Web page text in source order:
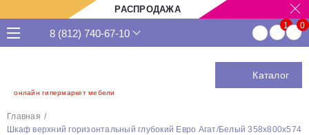
РАСПРОДАЖА
онлайн гипермаркет мебели
8 (812) 740-67-10
Каталог
Главная
Шкаф верхний горизонтальный глубокий Евро Агат/Белый 358х800х574